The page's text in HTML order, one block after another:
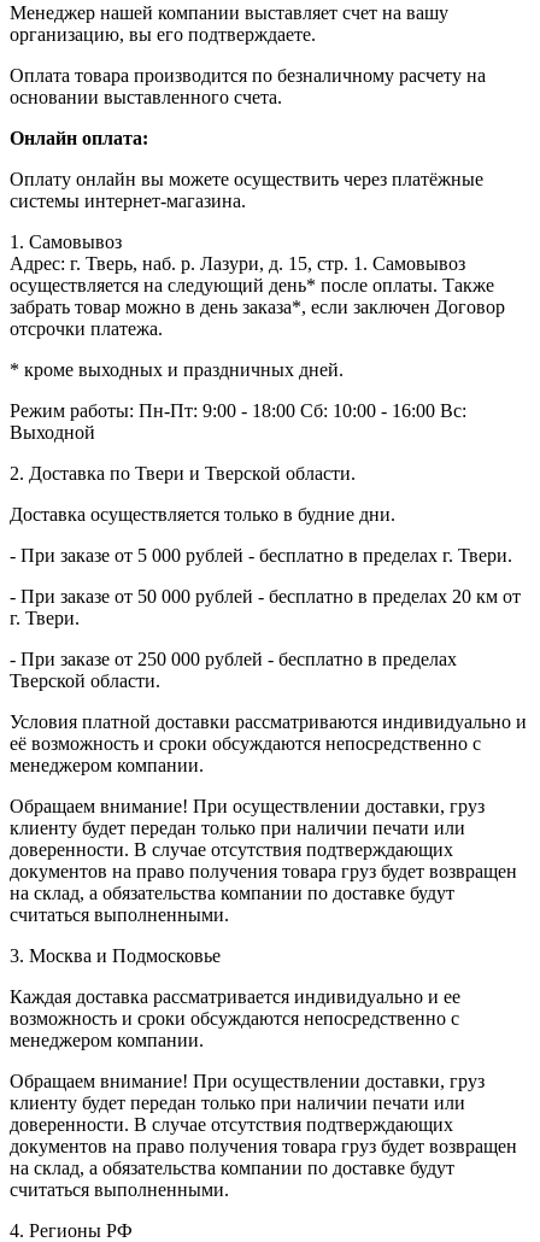
Менеджер нашей компании выставляет счет на вашу
организацию, вы его подтверждаете.
Оплата товара производится по безналичному расчету на
основании выставленного счета.
Онлайн оплата:
Оплату онлайн вы можете осуществить через платёжные
системы интернет-магазина.
1. Самовывоз
Адрес: г. Тверь, наб. р. Лазури, д. 15, стр. 1. Самовывоз
осуществляется на следующий день* после оплаты. Также
забрать товар можно в день заказа*, если заключен Договор
отсрочки платежа.
* кроме выходных и праздничных дней.
Режим работы: Пн-Пт: 9:00 - 18:00 Сб: 10:00 - 16:00 Вс:
Выходной
2. Доставка по Твери и Тверской области.
Доставка осуществляется только в будние дни.
- При заказе от 5 000 рублей - бесплатно в пределах г. Твери.
- При заказе от 50 000 рублей - бесплатно в пределах 20 км от
г. Твери.
- При заказе от 250 000 рублей - бесплатно в пределах
Тверской области.
Условия платной доставки рассматриваются индивидуально и
её возможность и сроки обсуждаются непосредственно с
менеджером компании.
Обращаем внимание! При осуществлении доставки, груз
клиенту будет передан только при наличии печати или
доверенности. В случае отсутствия подтверждающих
документов на право получения товара груз будет возвращен
на склад, а обязательства компании по доставке будут
считаться выполненными.
3. Москва и Подмосковье
Каждая доставка рассматривается индивидуально и ее
возможность и сроки обсуждаются непосредственно с
менеджером компании.
Обращаем внимание! При осуществлении доставки, груз
клиенту будет передан только при наличии печати или
доверенности. В случае отсутствия подтверждающих
документов на право получения товара груз будет возвращен
на склад, а обязательства компании по доставке будут
считаться выполненными.
4. Регионы РФ